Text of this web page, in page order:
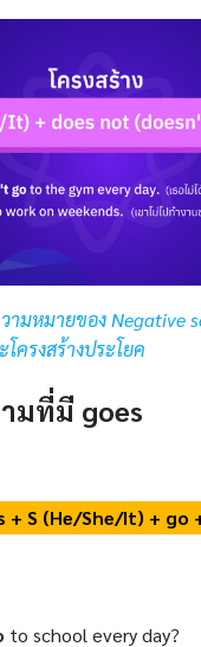
ามหมายของ Negative
ครงสร้างประโยค
มที่มี goes
+ S (He/She/It) + go
to school every day?